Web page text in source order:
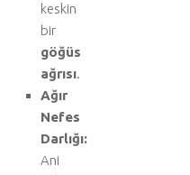
keskin
bir
göğüs
ağrısı.
Ağır
Nefes
Darlığı:
Ani